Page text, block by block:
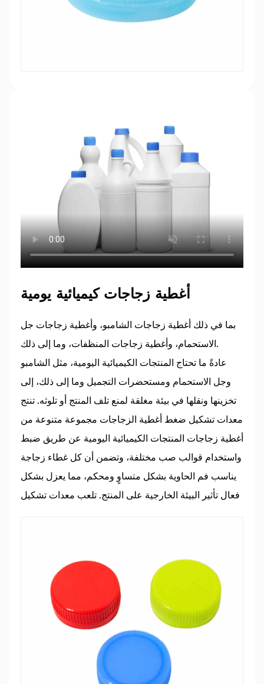
أغطية زجاجات كيميائية يومية
بما في ذلك أغطية زجاجات الشامبو، وأغطية زجاجات جل
الاستحمام، وأغطية زجاجات المنظفات، وما إلى ذلك.
عادةً ما تحتاج المنتجات الكيميائية اليومية، مثل الشامبو
وجل الاستحمام ومستحضرات التجميل وما إلى ذلك، إلى
تخزينها ونقلها في بيئة مغلقة لمنع تلف المنتج أو تلوثه. تنتج
معدات تشكيل ضغط أغطية الزجاجات مجموعة متنوعة من
أغطية زجاجات المنتجات الكيميائية اليومية عن طريق ضبط
واستخدام قوالب صب مختلفة، وتضمن أن كل غطاء زجاجة
يناسب فم الحاوية بشكل متساوٍ ومحكم، مما يعزل بشكل
فعال تأثير البيئة الخارجية على المنتج. تلعب معدات تشكيل